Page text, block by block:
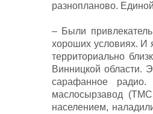
разнопланово.
– Были
хороших условиях. И
территориально
Винницкой области.
сарафанное
маслосырзавод
населением,